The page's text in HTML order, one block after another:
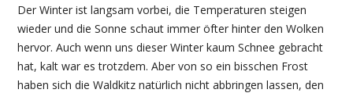
Der Winter ist langsam vorbei, die Temperaturen steigen
wieder und die Sonne schaut immer öfter hinter den Wolken
hervor. Auch wenn uns dieser Winter kaum Schnee gebracht
hat, kalt war es trotzdem. Aber von so ein bisschen Frost
haben sich die Waldkitz natürlich nicht abbringen lassen, den